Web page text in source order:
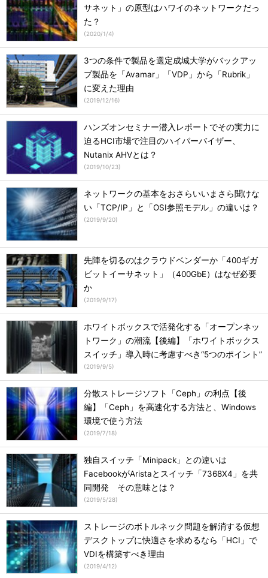
サネット」の原型はハワイのネットワークだっ
た？
(2020/1/4)
3つの条件で製品を選定成城大学がバックアッ
プ製品を「Avamar」「VDP」から「Rubrik」
に変えた理由
(2019/12/16)
ハンズオンセミナー潜入レポートでその実力に
迫るHCI市場で注目のハイパーバイザー、
Nutanix AHVとは？
(2019/10/23)
ネットワークの基本をおさらいいまさら聞けな
い「TCP/IP」と「OSI参照モデル」の違いは？
(2019/9/20)
先陣を切るのはクラウドベンダーか「400ギガ
ビットイーサネット」（400GbE）はなぜ必要
か
(2019/9/17)
ホワイトボックスで活発化する「オープンネッ
トワーク」の潮流【後編】「ホワイトボックス
スイッチ」導入時に考慮すべき“5つのポイント”
(2019/9/5)
分散ストレージソフト「Ceph」の利点【後
編】「Ceph」を高速化する方法と、Windows
環境で使う方法
(2019/7/18)
独自スイッチ「Minipack」との違いは
FacebookがAristaとスイッチ「7368X4」を共
同開発 その意味とは？
(2019/5/28)
ストレージのボトルネック問題を解消する仮想
デスクトップに快適さを求めるなら「HCI」で
VDIを構築すべき理由
(2019/4/12)